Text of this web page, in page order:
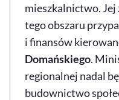
mieszkalnictwo. Jej
tego obszaru
i finansów
Domańskiego.
regionalnej nadal
budownictwo